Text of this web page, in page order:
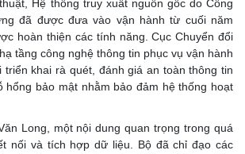
Hệ thống truy xuất nguồn gốc do Công
đã được đưa vào vận hành từ cuối năm
hoàn thiện các tính năng. Cục Chuyển đổi
tầng công nghệ thông tin phục vụ vận hành
triển khai rà quét, đánh giá an toàn thông tin
hổng bảo mật nhằm bảo đảm hệ thống hoạt
Long, một nội dung quan trọng trong quá
nối và tích hợp dữ liệu. Bộ đã chỉ đạo các